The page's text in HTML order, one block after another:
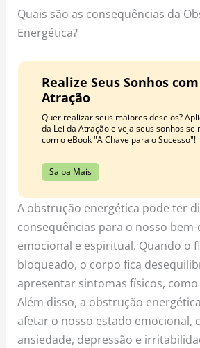
Quais são as consequências da
Energética?
Realize Seus Sonhos
Atração
Quer realizar seus maiores desejos?
da Lei da Atração e veja seus sonhos
com o eBook "A Chave para o Sucesso"!
Saiba Mais
A obstrução energética pode ter
consequências para o nosso
emocional e espiritual. Quando o
bloqueado, o corpo fica
apresentar sintomas físicos,
Além disso, a obstrução
afetar o nosso estado emocional,
ansiedade, depressão e